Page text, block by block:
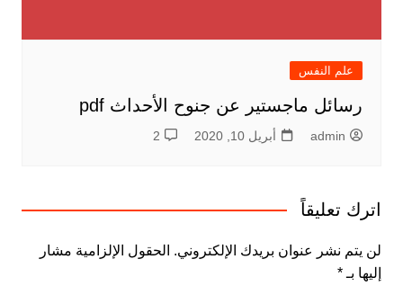
علم النفس
رسائل ماجستير عن جنوح الأحداث pdf
admin أبريل 10, 2020 2
اترك تعليقاً
لن يتم نشر عنوان بريدك الإلكتروني. الحقول الإلزامية مشار
إليها بـ *